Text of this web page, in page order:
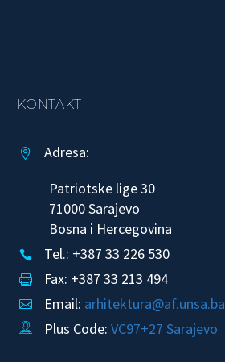
KONTAKT


Adresa:
Patriotske lige 30
71000 Sarajevo
Bosna i Hercegovina

 Tel.: +387 33 226 530

 Fax: +387 33 213 494

 Email: arhitektura@af.unsa.ba

 Plus Code: VC97+27 Sarajevo